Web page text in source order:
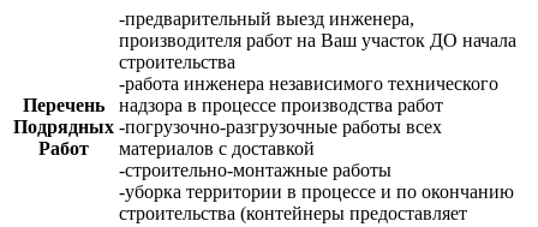
Перечень
Подрядных
Работ
-предварительный выезд инженера,
производителя работ на Ваш участок ДО начала
строительства
-работа инженера независимого технического
надзора в процессе производства работ
-погрузочно-разгрузочные работы всех
материалов с доставкой
-строительно-монтажные работы
-уборка территории в процессе и по окончанию
строительства (контейнеры предоставляет